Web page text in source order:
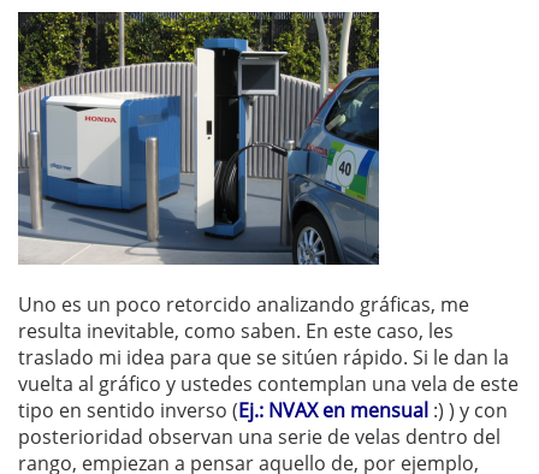
Uno es un poco retorcido analizando gráficas, me
resulta inevitable, como saben. En este caso, les
traslado mi idea para que se sitúen rápido. Si le dan la
vuelta al gráfico y ustedes contemplan una vela de este
tipo en sentido inverso (Ej.: NVAX en mensual :) ) y con
posterioridad observan una serie de velas dentro del
rango, empiezan a pensar aquello de, por ejemplo,